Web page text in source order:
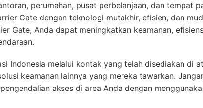
perumahan, pusat perbelanjaan, dan tempat
Gate dengan teknologi mutakhir, efisien, dan
Gate, Anda dapat meningkatkan keamanan,
Indonesia melalui kontak yang telah disediakan di
keamanan lainnya yang mereka tawarkan.
akses di area Anda dengan